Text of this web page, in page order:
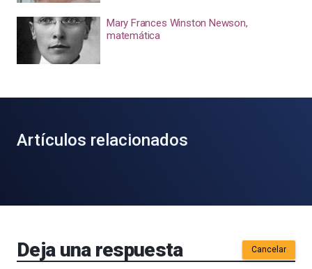
Mary Frances Winston Newson,
matemática
Artículos relacionados
Deja una respuesta Cancelar